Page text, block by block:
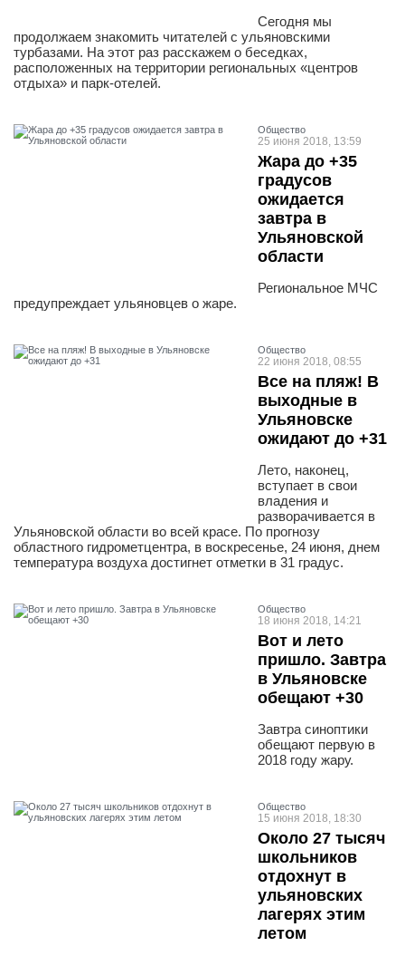
Сегодня мы
продолжаем знакомить читателей с ульяновскими
турбазами. На этот раз расскажем о беседках,
расположенных на территории региональных «центров
отдыха» и парк-отелей.
Общество
25 июня 2018, 13:59
Жара до +35
градусов
ожидается
завтра в
Ульяновской
области
Региональное МЧС
предупреждает ульяновцев о жаре.
Общество
22 июня 2018, 08:55
Все на пляж! В
выходные в
Ульяновске
ожидают до +31
Лето, наконец,
вступает в свои
владения и
разворачивается в
Ульяновской области во всей красе. По прогнозу
областного гидрометцентра, в воскресенье, 24 июня, днем
температура воздуха достигнет отметки в 31 градус.
Общество
18 июня 2018, 14:21
Вот и лето
пришло. Завтра
в Ульяновске
обещают +30
Завтра синоптики
обещают первую в
2018 году жару.
Общество
15 июня 2018, 18:30
Около 27 тысяч
школьников
отдохнут в
ульяновских
лагерях этим
летом